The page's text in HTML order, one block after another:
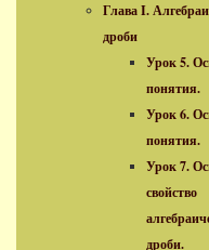
Глава I.
дроби
Урок 5.
понятия.
Урок 6.
понятия.
Урок 7.
свойство
дроби.